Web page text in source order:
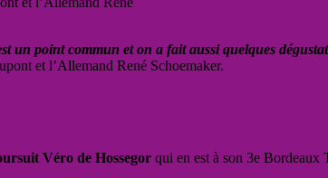
un point commun et on a fait aussi quelques
et l’Allemand René Schoemaker.
Véro de Hossegor qui en est à son 3e Bordeaux